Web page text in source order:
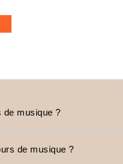
de musique ?
de musique ?